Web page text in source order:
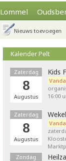
Lommel
Nieuws toevoegen
Kalender Pelt
Zaterdag
8
Augustus
Kids
16:00
Zaterdag
8
Augustus
Zondag